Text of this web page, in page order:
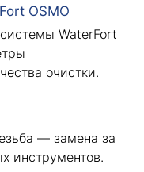
OSMO
WaterFort
очистки.
— замена за
инструментов.